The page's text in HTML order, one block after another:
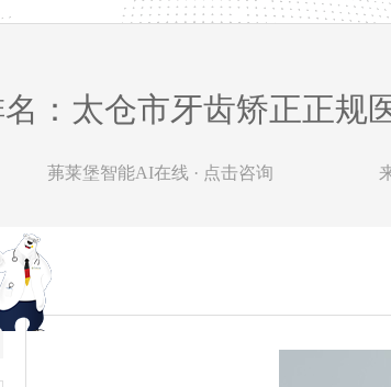
名：太仓市牙齿矫正正规
茀莱堡智能AI在线 · 点击咨询